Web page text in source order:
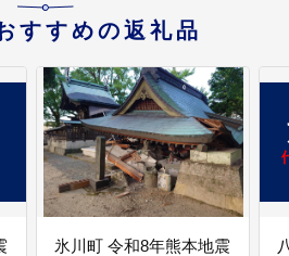
すすめの返礼品
氷川町 令和8年熊本地震